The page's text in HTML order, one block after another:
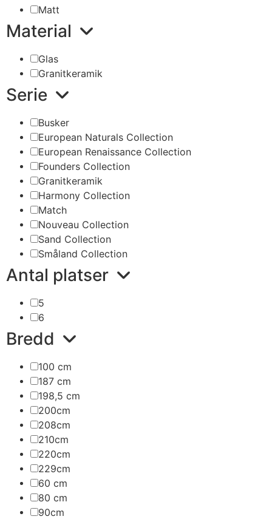
Matt
Material
Glas
Granitkeramik
Serie
Busker
European Naturals Collection
European Renaissance Collection
Founders Collection
Granitkeramik
Harmony Collection
Match
Nouveau Collection
Sand Collection
Småland Collection
Antal platser
5
6
Bredd
100 cm
187 cm
198,5 cm
200cm
208cm
210cm
220cm
229cm
60 cm
80 cm
90cm